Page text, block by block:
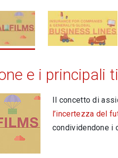
e i principali
Il concetto di
l’incertezza del
condividendone i